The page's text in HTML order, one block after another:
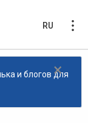
RU
×
и блогов для